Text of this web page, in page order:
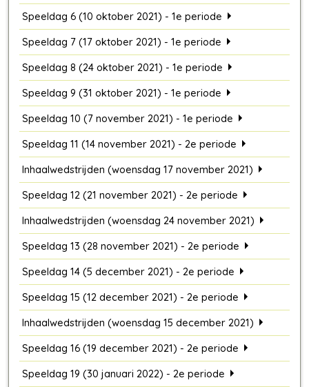
Speeldag 6 (10 oktober 2021) - 1e periode
Speeldag 7 (17 oktober 2021) - 1e periode
Speeldag 8 (24 oktober 2021) - 1e periode
Speeldag 9 (31 oktober 2021) - 1e periode
Speeldag 10 (7 november 2021) - 1e periode
Speeldag 11 (14 november 2021) - 2e periode
Inhaalwedstrijden (woensdag 17 november 2021)
Speeldag 12 (21 november 2021) - 2e periode
Inhaalwedstrijden (woensdag 24 november 2021)
Speeldag 13 (28 november 2021) - 2e periode
Speeldag 14 (5 december 2021) - 2e periode
Speeldag 15 (12 december 2021) - 2e periode
Inhaalwedstrijden (woensdag 15 december 2021)
Speeldag 16 (19 december 2021) - 2e periode
Speeldag 19 (30 januari 2022) - 2e periode